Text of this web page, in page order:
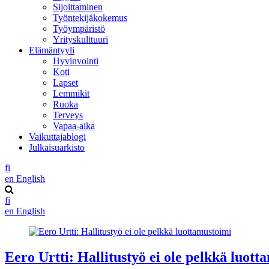
Sijoittaminen
Työntekijäkokemus
Työympäristö
Yrityskulttuuri
Elämäntyyli
Hyvinvointi
Koti
Lapset
Lemmikit
Ruoka
Terveys
Vapaa-aika
Vaikuttajablogi
Julkaisuarkisto
fi
en English
fi
en English
Eero Urtti: Hallitustyö ei ole pelkkä